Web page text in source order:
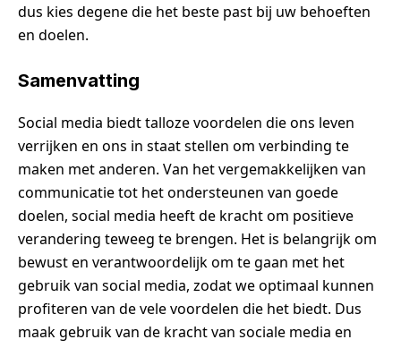
dus kies degene die het beste past bij uw behoeften
en doelen.
Samenvatting
Social media biedt talloze voordelen die ons leven
verrijken en ons in staat stellen om verbinding te
maken met anderen. Van het vergemakkelijken van
communicatie tot het ondersteunen van goede
doelen, social media heeft de kracht om positieve
verandering teweeg te brengen. Het is belangrijk om
bewust en verantwoordelijk om te gaan met het
gebruik van social media, zodat we optimaal kunnen
profiteren van de vele voordelen die het biedt. Dus
maak gebruik van de kracht van sociale media en